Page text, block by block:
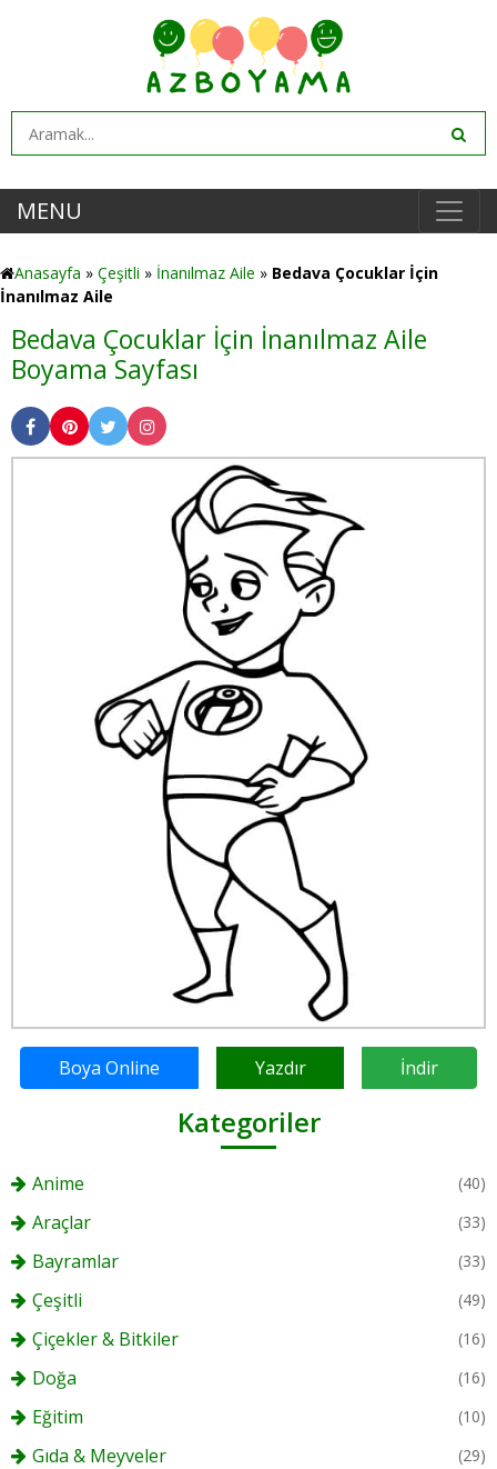
MENU
Anasayfa » Çeşitli » İnanılmaz Aile » Bedava Çocuklar İçin
İnanılmaz Aile
Bedava Çocuklar İçin İnanılmaz Aile
Boyama Sayfası
Boya Online Yazdır İndir
Kategoriler
Anime (40)
Araçlar (33)
Bayramlar (33)
Çeşitli (49)
Çiçekler & Bitkiler (16)
Doğa (16)
Eğitim (10)
Gıda & Meyveler (29)